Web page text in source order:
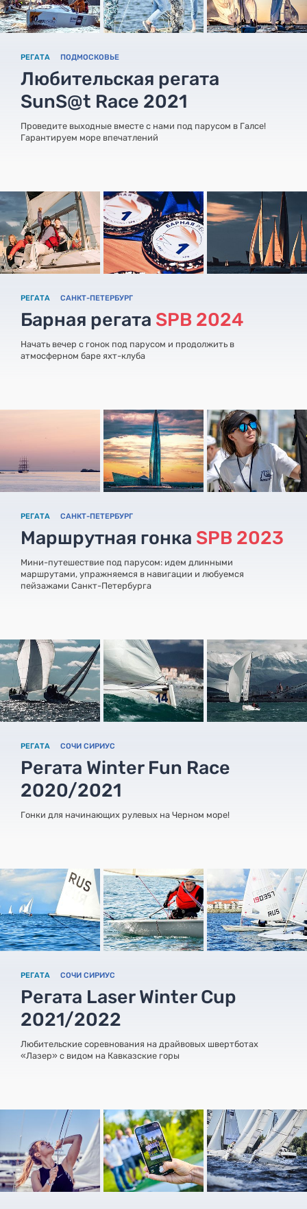
РЕГАТА ПОДМОСКОВЬЕ
Любительская регата
SunS@t Race 2021
Проведите выходные вместе с нами под парусом в Галсе!
Гарантируем море впечатлений
РЕГАТА САНКТ-ПЕТЕРБУРГ
Барная регата SPB 2024
Начать вечер с гонок под парусом и продолжить в
атмосферном баре яхт-клуба
РЕГАТА САНКТ-ПЕТЕРБУРГ
Маршрутная гонка SPB 2023
Мини-путешествие под парусом: идем длинными
маршрутами, упражняемся в навигации и любуемся
пейзажами Санкт-Петербурга
РЕГАТА СОЧИ СИРИУС
Регата Winter Fun Race
2020/2021
Гонки для начинающих рулевых на Черном море!
РЕГАТА СОЧИ СИРИУС
Регата Laser Winter Cup
2021/2022
Любительские соревнования на драйвовых швертботах
«Лазер» с видом на Кавказские горы